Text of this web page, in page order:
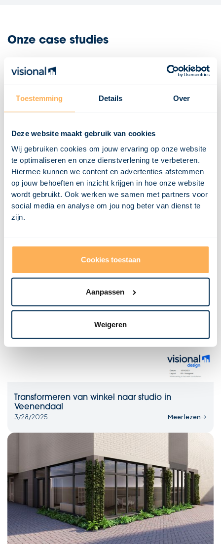
Toestemming Details Over
Deze website maakt gebruik van cookies
Wij gebruiken cookies om jouw ervaring op onze website
te optimaliseren en onze dienstverlening te verbeteren.
Hiermee kunnen we content en advertenties afstemmen
op jouw behoeften en inzicht krijgen in hoe onze website
wordt gebruikt. Ook werken we samen met partners voor
social media en analyse om jou nog beter van dienst te
zijn.
Cookies toestaan
Aanpassen
Weigeren
Onze case studies
Bekijk al onze case studies
Dakopbouw met twee extra slaapkamers voor
huurwoning in Hilversum
5/9/2025
Transformeren van winkel naar studio in
Veenendaal
3/28/2025
Meer lezen